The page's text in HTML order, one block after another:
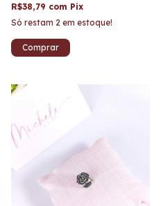
R$38,79 com Pix
Só restam 2 em estoque!